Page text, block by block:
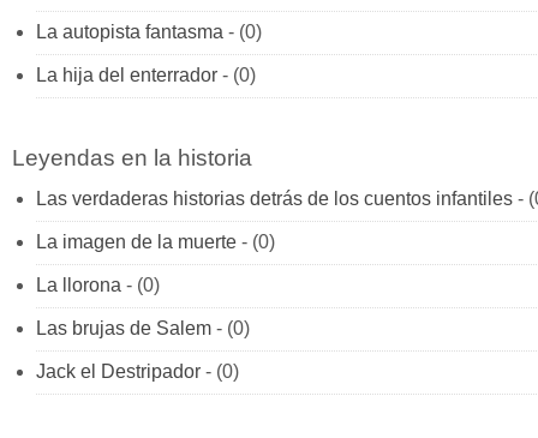
La autopista fantasma - (0)
La hija del enterrador - (0)
Leyendas en la historia
Las verdaderas historias detrás de los cuentos infantiles -
La imagen de la muerte - (0)
La llorona - (0)
Las brujas de Salem - (0)
Jack el Destripador - (0)